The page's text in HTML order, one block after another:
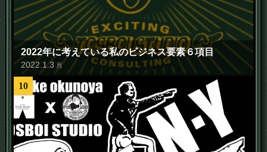
2022年に考えている私のビジネス要素６項目
2022 1.3 月
10